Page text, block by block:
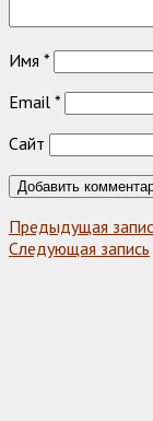
Имя *
Email *
Сайт
Предыдущая
Следующая запись